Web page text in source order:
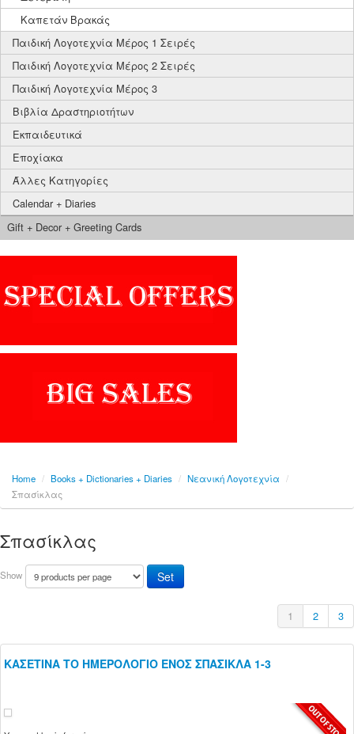
Καπετάν Βρακάς
Παιδική Λογοτεχνία Μέρος 1 Σειρές
Παιδική Λογοτεχνία Μέρος 2 Σειρές
Παιδική Λογοτεχνία Μέρος 3
Βιβλία Δραστηριοτήτων
Εκπαιδευτικά
Εποχίακα
Άλλες Κατηγορίες
Calendar + Diaries
Gift + Decor + Greeting Cards
Home / Books + Dictionaries + Diaries / Νεανική Λογοτεχνία /
Σπασίκλας
Σπασίκλας
Show
1 2 3
ΚΑΣΕΤΙΝΑ ΤΟ ΗΜΕΡΟΛΟΓΙΟ ΕΝΟΣ ΣΠΑΣΙΚΛΑ 1-3